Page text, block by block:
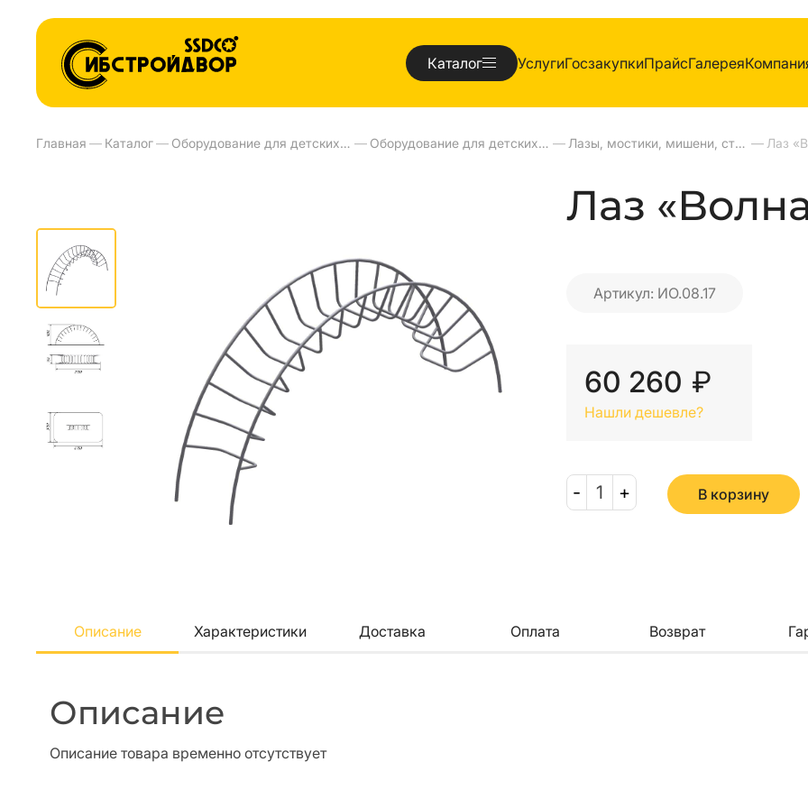
Каталог УслугиГосзакупкиПрайсГалерея
Главная — Каталог— Оборудование для детских площадок и детских садов — Оборудование для детских площадок — Лазы, мостики, мишени, стенки, ступени — Лаз
Лаз
Артикул: ИО.08.17
60 260 ₽
Нашли дешевле?
- 1 + В корзину
Описание Характеристики Доставка Оплата Возврат
Описание
Описание товара временно отсутствует